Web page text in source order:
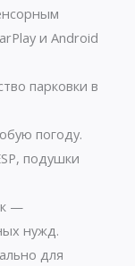
и Android
парковки в
погоду.
подушки
—
нужд.
для